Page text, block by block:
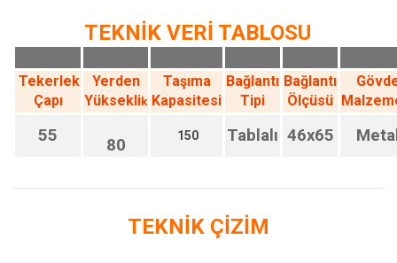
TEKNİK VERİ TABLOSU
Tekerlek
Çapı
Yerden
Yükseklik
Taşıma
Kapasitesi
Bağlantı
Tipi
Bağlantı
Ölçüsü
55 80 150 Tablalı 46x65
TEKNİK ÇİZİM